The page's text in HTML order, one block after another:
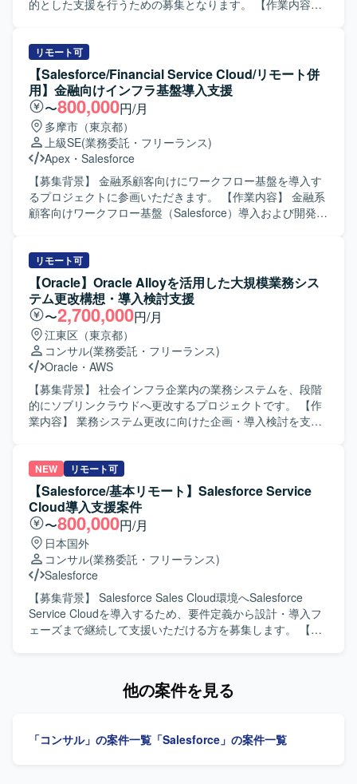
題を整理し、意思決定を支援できる方を求めております。
定しております。 【ポジションの魅力】 事業の中核である
アート取引領域において、CRM業務および基幹システムの
設計から関与していただけます。 経営層から現場部門、開
発チームまで横断的に関わりながら、DX推進に直接貢献で
きるポジションです。 CRMデータ基盤や業務プロセスの設
計を通じて、上流工程のスキルを高めることができます。
【開発環境】 Salesforceやkintoneなどのクラウド型CRMプ
ラットフォームを中心とした環境を想定しております。
的とした支援を行うための募集となります。 【作業内容】
ただきます。また、先方運用チームへの技術支援やテクニ
カル相談対応、ベストプラクティスの提供などの技術相
談・伴走支援を実施していただきます。さらに、メンバー
育成やスキルトランスファーを通じたナレッジ共有を行
い、システム運用面での妥当性評価や安全性に関するアド
バイスなどのガバナンス支援にも携わっていただきます。
【求める人物像】 Salesforceに関する豊富な知見をもち、
自ら課題を抽出し改善提案まで推進いただける方を求めて
います。運用チームや関係者と円滑にコミュニケーション
を取りながら、技術面とマネジメントの両面で主体的にリ
ードいただける方が望ましいです。 【ポジションの魅力】
から運用支援まで一貫して関わることができます。技術支
援だけでなくメンバー育成やスキルトランスファーを通じ
て組織全体のレベルアップに貢献できる点も魅力です。
【開発環境】 Service CloudおよびExperience Cloudを中心
としたSalesforce環境において、権限管理やセキュリティ設
計などの運用・改善業務を行います。
リモート可
【Salesforce/Financial Service Cloud/リモート併
用】金融向けインフラ基盤導入支援
〜800,000円/月
多摩市（東京都）
上級SE(業務委託・フリーランス)
Apex ・ Salesforce
【募集背景】 金融系顧客向けにワークフロー基盤を導入す
るプロジェクトに参画いただきます。 【作業内容】 金融系
顧客向けワークフロー基盤（Salesforce）導入および開発支
で一連の工程をご担当いただきます。 【求める人物像】 自
ら進んでコミュニケーションを図りながら要件調整ができ
る方を求めています。想定される作業を一人称で遂行で
き、新しい業務についても積極的に学びキャッチアップい
ただける方にマッチするポジションです。 【ポジションの
魅力】 金融業界向けのSalesforce案件に携わることで、
Financial Service Cloudをはじめとした金融領域特有の知見
を深めていただけます。要件調整からリリースまで幅広い
工程を経験できるため、上流工程スキルや折衝力の向上も
期待できます。 【開発環境】 Salesforceを中心としたワー
クフロー基盤上での開発環境となります。
リモート可
【Oracle】Oracle Alloyを活用した大規模業務シス
テム更改構想・導入検討支援
〜2,700,000円/月
江東区（東京都）
コンサル(業務委託・フリーランス)
Oracle ・ AWS
【募集背景】 社会インフラ企業内の業務システムを、段階
的にソブリンクラウドへ更改するプロジェクトです。 【作
業内容】 業務システム更改に向けた企画・導入検討を支援
Oracle Alloyを活用した構成検討、各チームとの要件整理、
ITPC審査向け資料および上層部向け上申資料の作成・説明
を担当します。 【求める人物像】 関係者と連携しながら論
点や要件を整理し、上層部向けに分かりやすく説明できる
方を求めています。 【ポジションの魅力】 大規模な業務シ
ステム更改において、構想・企画検討から導入検討まで幅
広く携われます。 【開発環境】 Oracle Alloy、Oracle、OCI
を活用します。
NEW リモート可
【Salesforce/基本リモート】Salesforce Service
Cloud導入支援案件
〜800,000円/月
日本国外
コンサル(業務委託・フリーランス)
Salesforce
【募集背景】 Salesforce Sales Cloud環境へSalesforce
Service Cloudを導入するため、要件定義から設計・導入フ
ェーズまで継続して支援いただける方を募集します。 【作
導入、開発、テスト、UAT支援を行っていただきます。
ションの魅力】 数百名規模を想定したSalesforce Service
他の案件を見る
「コンサル」の案件一覧 「Salesforce」の案件一覧